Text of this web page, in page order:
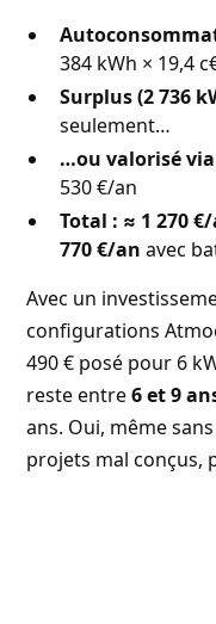
384 kWh × 19,4
Surplus (2 736
seulement…
…ou valorisé
530 €/an
Total : ≈ 1 270
770 €/an avec
Avec un
configurations
490 € posé pour 6
reste entre6 et 9
ans. Oui, même
projets mal conçus,